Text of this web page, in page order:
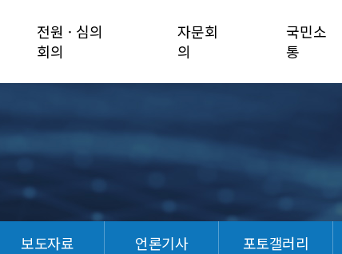
전원 · 심의
회의
자문회
의
국민소
통
보도자료 언론기사 포토갤러리